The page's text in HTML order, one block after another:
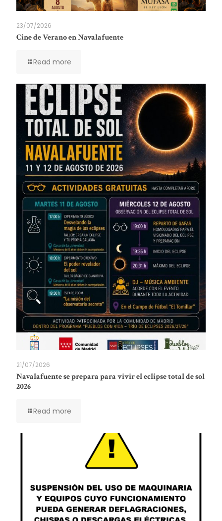
23/07/2026
Cine de Verano en Navalafuente
Read more
21/07/2026
Navalafuente se prepara para vivir el eclipse total de sol
2026
Read more